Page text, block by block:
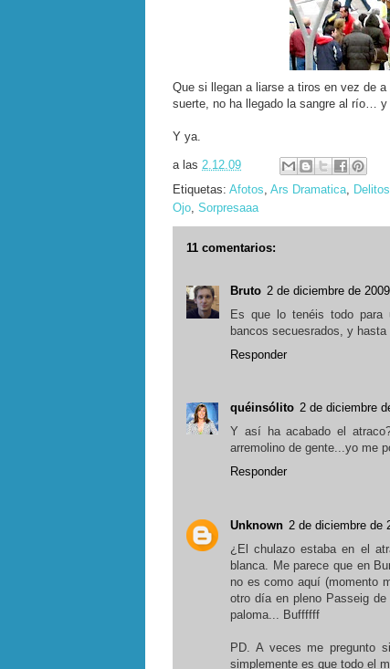
Que si llegan a liarse a tiros en vez de
suerte, no ha llegado la sangre al río… y
Y ya.
a las 2.12.09
Etiquetas: Afotos, Ars Dramatica,
Ojo, Sorpresaaa
11 comentarios:
Bruto 2 de diciembre de
Es que lo tenéis todo para
bancos secuesrados, y
Responder
quéinsólito 2 de diciembre
Y así ha acabado el
arremolino de gente...yo me
Responder
Unknown 2 de diciembre de
¿El chulazo estaba en el
blanca. Me parece que en
no es como aquí (momento
otro día en pleno Passeig
paloma... Buffffff
PD. A veces me pregunto
simplemente es que todo el